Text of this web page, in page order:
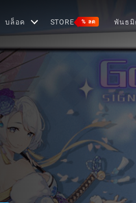
บล็อค STORE % ลด พันธมิ